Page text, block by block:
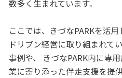
数多く生まれています。
ここでは、きづなPARKを活
ドリブン経営に取り組まれて
事例や、
きづなPARK内に専
業に寄り添った伴走支援を提